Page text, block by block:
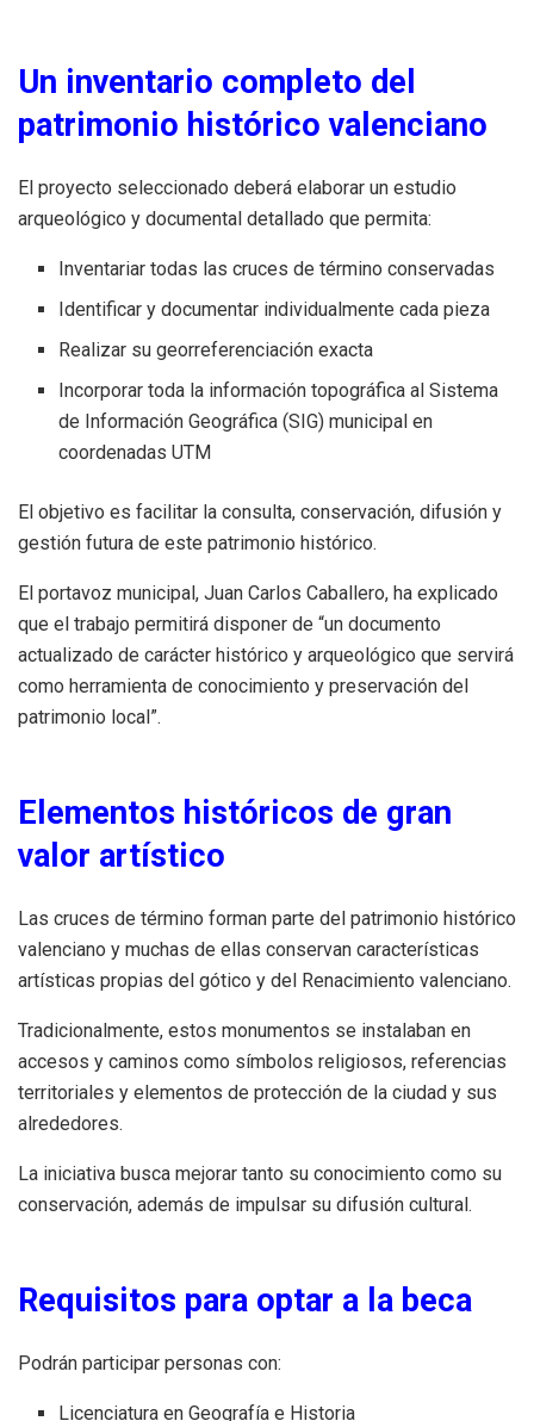
Un inventario completo del
patrimonio histórico valenciano
El proyecto seleccionado deberá elaborar un estudio
arqueológico y documental detallado que permita:
Inventariar todas las cruces de término conservadas
Identificar y documentar individualmente cada pieza
Realizar su georreferenciación exacta
Incorporar toda la información topográfica al Sistema
de Información Geográfica (SIG) municipal en
coordenadas UTM
El objetivo es facilitar la consulta, conservación, difusión y
gestión futura de este patrimonio histórico.
El portavoz municipal, Juan Carlos Caballero, ha explicado
que el trabajo permitirá disponer de “un documento
actualizado de carácter histórico y arqueológico que servirá
como herramienta de conocimiento y preservación del
patrimonio local”.
Elementos históricos de gran
valor artístico
Las cruces de término forman parte del patrimonio histórico
valenciano y muchas de ellas conservan características
artísticas propias del gótico y del Renacimiento valenciano.
Tradicionalmente, estos monumentos se instalaban en
accesos y caminos como símbolos religiosos, referencias
territoriales y elementos de protección de la ciudad y sus
alrededores.
La iniciativa busca mejorar tanto su conocimiento como su
conservación, además de impulsar su difusión cultural.
Requisitos para optar a la beca
Podrán participar personas con:
Licenciatura en Geografía e Historia